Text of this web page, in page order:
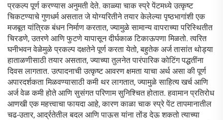
प्रकल्प पूर्ण करण्यास अनुमती देते. काळ्या चाक स्प्रे पेंटमध्ये उत्कृष्ट
चिकटण्याचे गुणधर्म असतात जे योग्यरितीने तयार केलेल्या पृष्ठभागांशी एक
मजबूत यांत्रिक बंधन निर्माण करतात, ज्यामुळे सामान्य वापराच्या परिस्थितीत
चिरडणे, उतरणे आणि फुटणे यापासून दीर्घकाळ टिकाऊपणा मिळतो. त्वरित
घनीभवन वेळेमुळे प्रकल्प दक्षतेने पूर्ण करता येतो, बहुतेक अर्ज तासांत थोड्या
हाताळणीसाठी तयार असतात, ज्याच्या तुलनेत पारंपारिक कोटिंग पद्धतींना
दिवस लागतात. उत्पादनाची उत्कृष्ट आवरण क्षमता याचा अर्थ असा की पूर्ण
अपारदर्शकता मिळवण्यासाठी कमी थर लागतात, ज्यामुळे साहित्य खर्च आणि
अर्ज वेळ कमी होते आणि सुसंगत परिणाम सुनिश्चित होतात. हवामान प्रतिरोध
आणखी एक महत्त्वाचा फायदा आहे, कारण काळा चाक स्प्रे पेंट तापमानातील
चढ-उतार, आर्द्रतेतील बदल आणि पाऊस यांना तोंड देऊ शकतो त्याच्या